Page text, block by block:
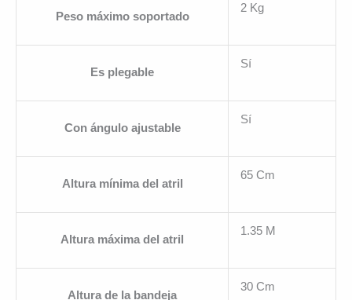
Peso máximo soportado
2 Kg
Es plegable
Sí
Con ángulo ajustable
Sí
Altura mínima del atril
65 Cm
Altura máxima del atril
1.35 M
Altura de la bandeja
30 Cm